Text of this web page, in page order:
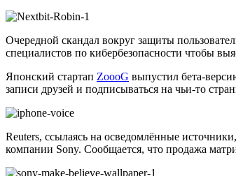
Очередной скандал вокруг защиты
специалистов по кибербезопасности чтобы
Японский стартап ZoooG выпустил бета-
записи друзей и подписываться на чьи-то
Reuters, ссылаясь на осведомлённые источники,
компании Sony. Сообщается, что продажа